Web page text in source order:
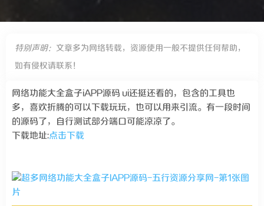
特别声明： 文章多为网络转载，资源使用一般不提供任何帮助，
如有侵权请联系！
网络功能大全盒子iAPP源码 ui还挺还看的，包含的工具也
多，喜欢折腾的可以下载玩玩，也可以用来引流。有一段时间
的源码了，自行测试部分端口可能凉凉了。
下载地址:点击下载